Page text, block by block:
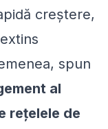
creștere,
spun
al
rețelele de